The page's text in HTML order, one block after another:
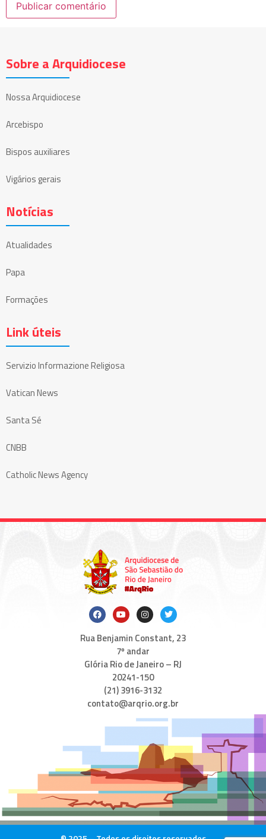
Sobre a Arquidiocese
Nossa Arquidiocese
Arcebispo
Bispos auxiliares
Vigários gerais
Notícias
Atualidades
Papa
Formações
Link úteis
Servizio Informazione Religiosa
Vatican News
Santa Sé
CNBB
Catholic News Agency
Rua Benjamin Constant, 23
7º andar
Glória Rio de Janeiro – RJ
20241-150
(21) 3916-3132
contato@arqrio.org.br